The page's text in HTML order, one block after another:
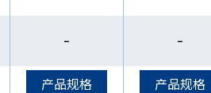
- -
产品规格 产品规格